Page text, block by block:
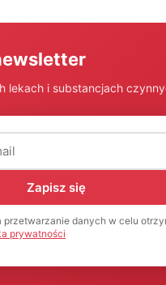
lekach i substancjach
Zapisz się
przetwarzanie danych w celu
prywatności